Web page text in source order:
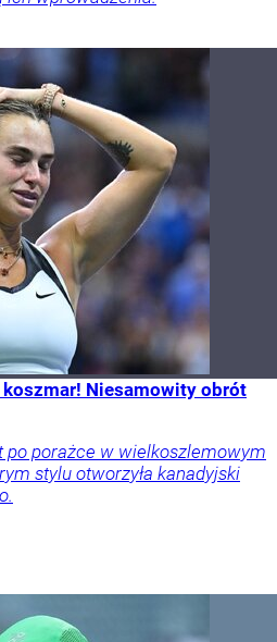
koszmar! Niesamowity obrót
po porażce w wielkoszlemowym
stylu otworzyła kanadyjski